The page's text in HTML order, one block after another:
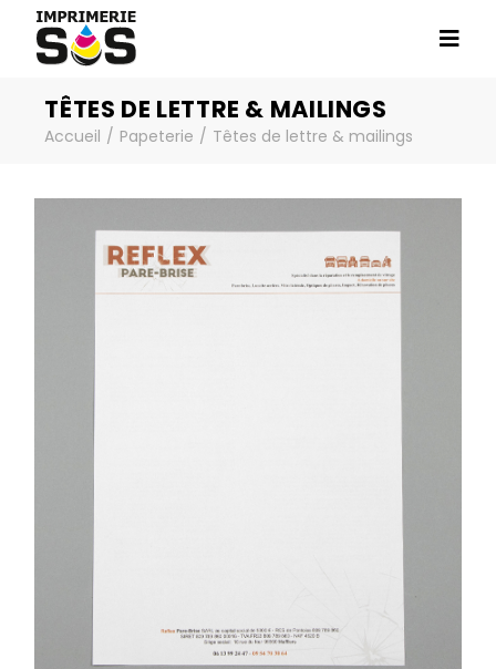
TÊTES DE LETTRE & MAILINGS
Accueil Papeterie Têtes de lettre & mailings